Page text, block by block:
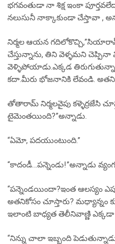
భగవంతుడా నా శిక్ష ఇంకా
నలుసునీ నాక్కాకుండా చేస్తావా ,
నిర్మల ఆయన
చేస్తున్నాను, తిని వెళ్ళమని చెప్పినా
వెళ్ళిపోయాడు.ఎక్కడ
కదా.మీరు భోజనానికి లేవండి.
తోతారామ్ నిర్మలవైపు కళ్ళెర్రజేసి
టైమెంతయింది?”అన్నాడు.
“ఏమో, పదయుంటుంది.”
“కాదండీ…పన్నెండు!”అన్నాడు
“పన్నెండయిందా?ఇంత ఆలస్యం
అతనికోసం చూస్తారు? మధ్యాన్నం
ఇలాంటి బాధ్యత తెలీనివాణ్ణి ఎక్కడా
“నిన్ను చాలా ఇబ్బంది